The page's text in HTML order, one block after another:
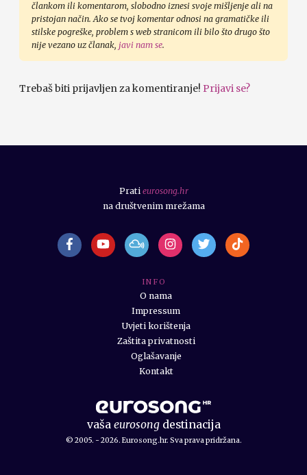
člankom ili komentarom, slobodno iznesi svoje mišljenje ali na
pristojan način. Ako se tvoj komentar odnosi na gramatičke ili
stilske pogreške, problem s web stranicom ili bilo što drugo što
nije vezano uz članak, javi nam se.
Trebaš biti prijavljen za komentiranje! Prijavi se?
vaša eurosongdestinacija
© 2005. - 2026. Eurosong.hr. Sva prava pridržana.
I N F O
O nama
Impressum
Uvjeti korištenja
Zaštita privatnosti
Oglašavanje
Kontakt
Prati eurosong.hr
na društvenim mrežama